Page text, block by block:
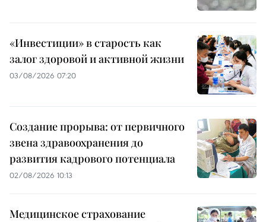
«Инвестиции» в старость как
залог здоровой и активной жизни
03/08/2026 07:20
Создание прорыва: от первичного
звена здравоохранения до
развития кадрового потенциала
02/08/2026 10:13
Медицинское страхование